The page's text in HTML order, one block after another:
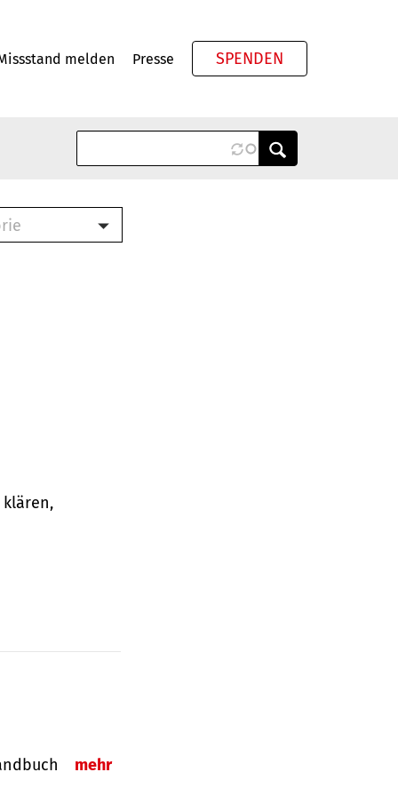
melden Presse SPENDEN
(RTF)
(PDF)
klären,
mehr